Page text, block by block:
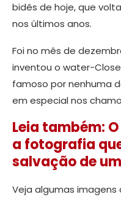
bidês de hoje, que
nos últimos anos.
Foi no mês de
inventou o water-
famoso por nenhuma
em especial nos
Leia também:
a fotografia
salvação de
Veja algumas imagens